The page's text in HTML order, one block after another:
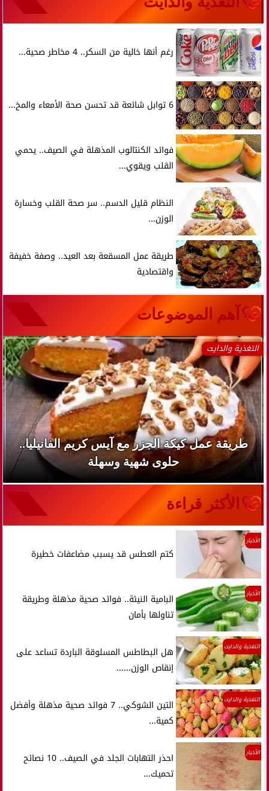
رغم أنها خالية من السكر.. 4 مخاطر صحية...
6 توابل شائعة قد تحسن صحة الأمعاء والمخ...
فوائد الكنتالوب المذهلة في الصيف.. يحمي
القلب ويقوي...
النظام قليل الدسم.. سر صحة القلب وخسارة
الوزن...
طريقة عمل المسقعة بعد العيد.. وصفة خفيفة
واقتصادية
آهم الموضوعات
التغذية والدايت
طريقة عمل كيكة الجزر مع آيس كريم الفانيليا..
حلوى شهية وسهلة
الأكثر قراءة
الأخبار
كتم العطس قد يسبب مضاعفات خطيرة
الأخبار
البامية النيئة.. فوائد صحية مذهلة وطريقة
تناولها بأمان
التغذية والدايت
هل البطاطس المسلوقة الباردة تساعد على
إنقاص الوزن......
التغذية والدايت
التين الشوكي.. 7 فوائد صحية مذهلة وأفضل
كمية...
الأخبار
احذر التهابات الجلد في الصيف.. 10 نصائح
تحميك...